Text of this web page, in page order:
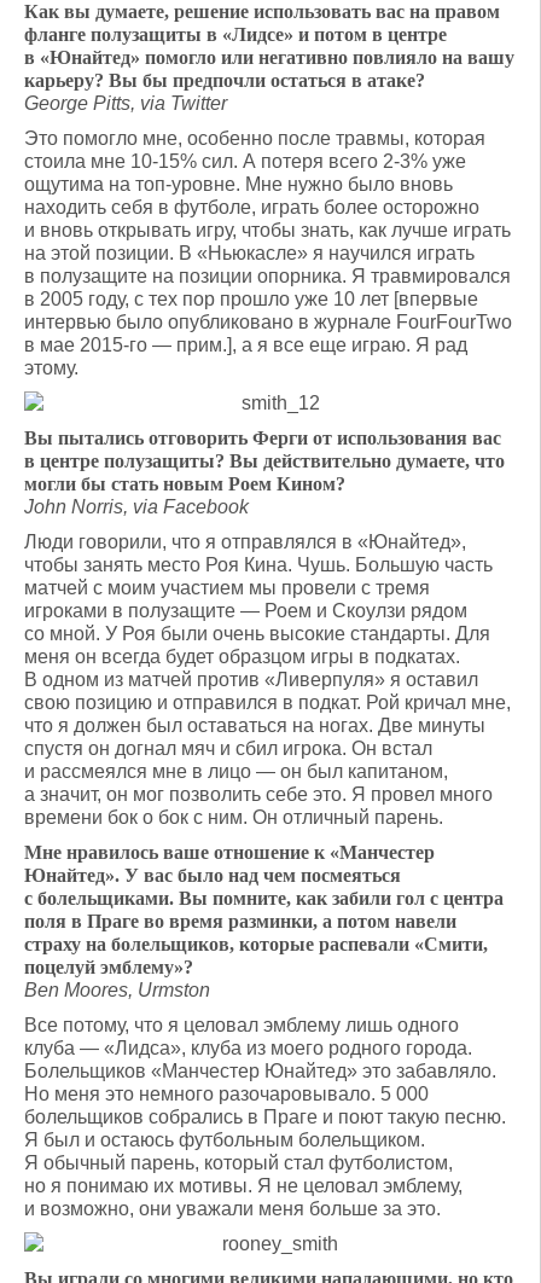
Как вы думаете, решение использовать вас на правом
фланге полузащиты в «Лидсе» и потом в центре
в «Юнайтед» помогло или негативно повлияло на вашу
карьеру? Вы бы предпочли остаться в атаке?
George Pitts, via Twitter
Это помогло мне, особенно после травмы, которая
стоила мне 10-15% сил. А потеря всего 2-3% уже
ощутима на топ-уровне. Мне нужно было вновь
находить себя в футболе, играть более осторожно
и вновь открывать игру, чтобы знать, как лучше играть
на этой позиции. В «Ньюкасле» я научился играть
в полузащите на позиции опорника. Я травмировался
в 2005 году, с тех пор прошло уже 10 лет [впервые
интервью было опубликовано в журнале FourFourTwo
в мае 2015-го — прим.], а я все еще играю. Я рад
этому.
Вы пытались отговорить Ферги от использования вас
в центре полузащиты? Вы действительно думаете, что
могли бы стать новым Роем Кином?
John Norris, via Facebook
Люди говорили, что я отправлялся в «Юнайтед»,
чтобы занять место Роя Кина. Чушь. Большую часть
матчей с моим участием мы провели с тремя
игроками в полузащите — Роем и Скоулзи рядом
со мной. У Роя были очень высокие стандарты. Для
меня он всегда будет образцом игры в подкатах.
В одном из матчей против «Ливерпуля» я оставил
свою позицию и отправился в подкат. Рой кричал мне,
что я должен был оставаться на ногах. Две минуты
спустя он догнал мяч и сбил игрока. Он встал
и рассмеялся мне в лицо — он был капитаном,
а значит, он мог позволить себе это. Я провел много
времени бок о бок с ним. Он отличный парень.
Мне нравилось ваше отношение к «Манчестер
Юнайтед». У вас было над чем посмеяться
с болельщиками. Вы помните, как забили гол с центра
поля в Праге во время разминки, а потом навели
страху на болельщиков, которые распевали «Смити,
поцелуй эмблему»?
Ben Moores, Urmston
Все потому, что я целовал эмблему лишь одного
клуба — «Лидса», клуба из моего родного города.
Болельщиков «Манчестер Юнайтед» это забавляло.
Но меня это немного разочаровывало. 5 000
болельщиков собрались в Праге и поют такую песню.
Я был и остаюсь футбольным болельщиком.
Я обычный парень, который стал футболистом,
но я понимаю их мотивы. Я не целовал эмблему,
и возможно, они уважали меня больше за это.